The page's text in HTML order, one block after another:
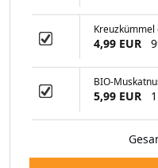
EUR 4,99 EUR
BIO-
5,99 EUR